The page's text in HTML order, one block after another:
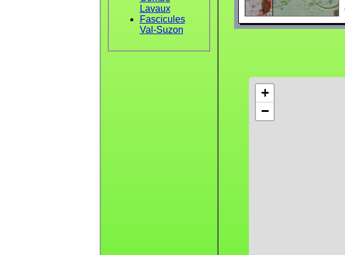
Lavaux
Fascicules
Val-Suzon
+
−